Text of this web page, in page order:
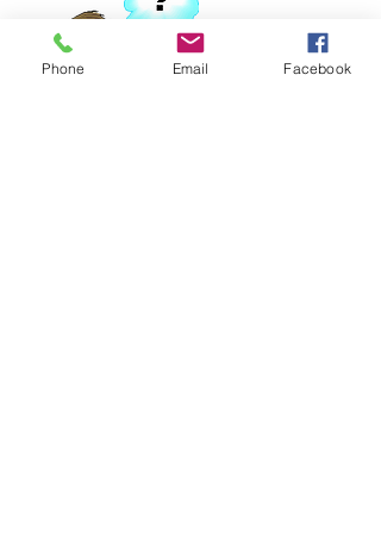
Phone Email Facebook